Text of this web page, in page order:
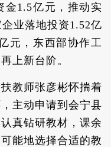
金1.5亿元，推动实
业落地投资1.52亿
元，东西部协作工
上新台阶。
教师张彦彬怀揣着
主动申请到会宁县
真钻研教材，课余
能地选择合适的教